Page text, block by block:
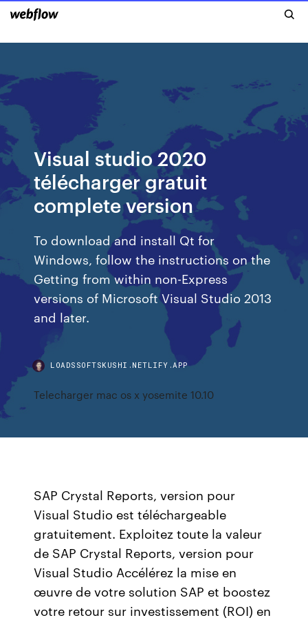
Visual studio 2020
télécharger gratuit
complete version
To download and install Qt for
Windows, follow the instructions on the
Getting from within non-Express
versions of Microsoft Visual Studio 2013
and later.
LOADSSOFTSKUSHI.NETLIFY.APP
Telecharger mac os x yosemite 10.10
SAP Crystal Reports, version pour
Visual Studio est téléchargeable
gratuitement. Exploitez toute la valeur
de SAP Crystal Reports, version pour
Visual Studio Accélérez la mise en
œuvre de votre solution SAP et boostez
votre retour sur investissement (ROI) en